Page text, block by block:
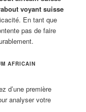
voyant suisse
En tant que
pas de faire
AFRICAIN
d’une première
analyser votre